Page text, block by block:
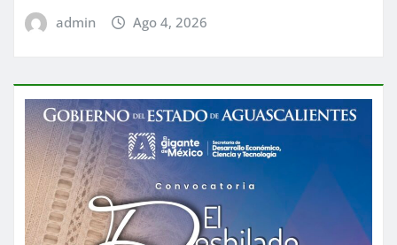
admin Ago 4, 2026